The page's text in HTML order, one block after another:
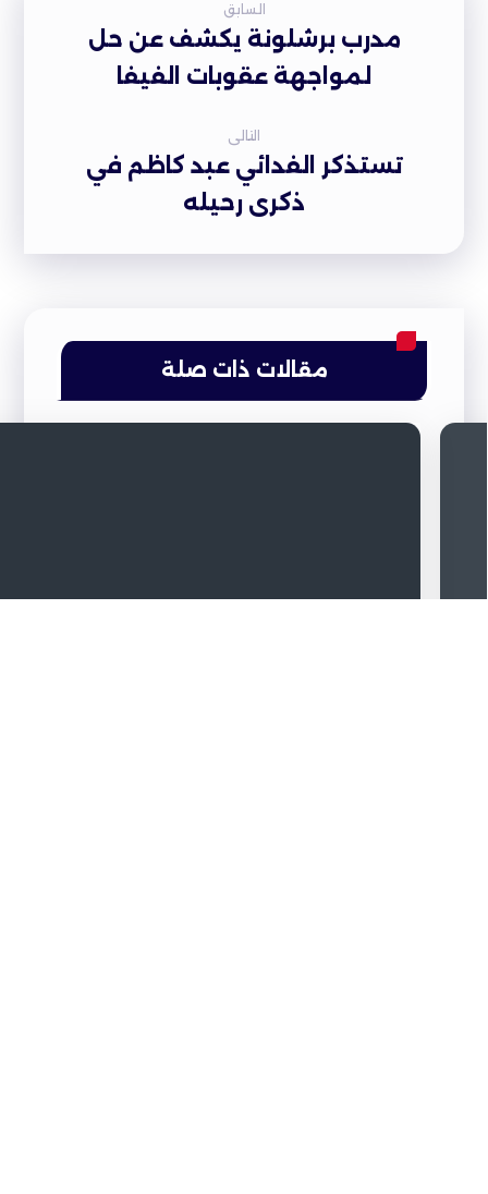
السابق
مدرب برشلونة يكشف عن حل
لمواجهة عقوبات الفيفا
التالى
تستذكر الفدائي عبد كاظم في
ذكرى رحيله
مقالات ذات صلة